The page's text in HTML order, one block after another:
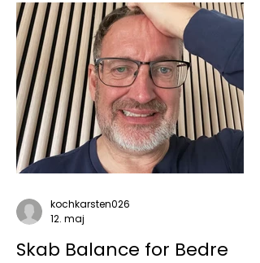
Skab Balance for Bedre
kochkarsten026
12. maj